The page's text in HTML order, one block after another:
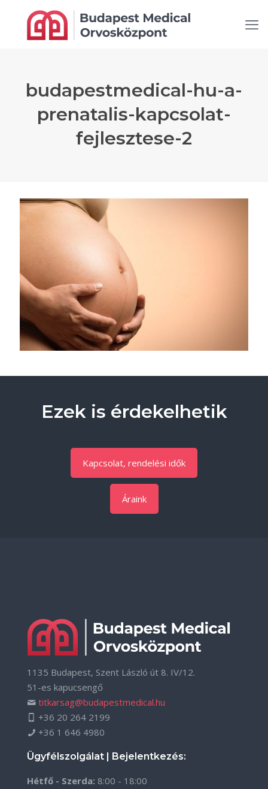
budapestmedical-hu-a-
prenatalis-kapcsolat-
fejlesztese-2
Ezek is érdekelhetik
Kapcsolat, rendelési idők
Áraink
1135 Budapest, Szent László út 8. IV/12.
51-es kapucsengő
titkarsag@budapestmedical.hu
+36 20 264 2199
+36 1 646 4980
Ügyfélszolgálat | Bejelentkezés:
Hétfő - Szerda: 8:00 - 18:00